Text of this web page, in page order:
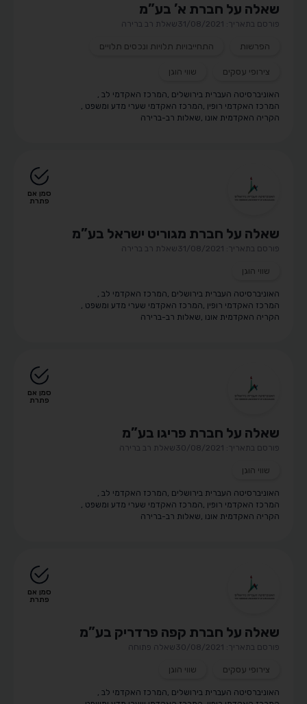
שאלה על חברת א’ בע”מ
פורסם בתאריך: 31/08/2021 שאלת רב ברירה
הפרשות התחייבויות תלויות ונכסים תלויים
צירופי עסקים שווי הוגן
האוניברסיטה העברית בירושלים ,המרכז האקדמי לב ,
המרכז האקדמי רופין ,המרכז האקדמי שערי מדע ומשפט ,
הקריה האקדמית אונו ,שאלות רב-ברירה
שאלה על חברת מגוריט ישראל בע”מ
פורסם בתאריך: 31/08/2021 שאלת רב ברירה
שווי הוגן
האוניברסיטה העברית בירושלים ,המרכז האקדמי לב ,
המרכז האקדמי רופין ,המרכז האקדמי שערי מדע ומשפט ,
הקריה האקדמית אונו ,שאלות רב-ברירה
סמן אם
פתרת
שאלה על חברת פריגו בע”מ
פורסם בתאריך: 30/08/2021 שאלת רב ברירה
שווי הוגן
האוניברסיטה העברית בירושלים ,המרכז האקדמי לב ,
המרכז האקדמי רופין ,המרכז האקדמי שערי מדע ומשפט ,
הקריה האקדמית אונו ,שאלות רב-ברירה
סמן אם
פתרת
שאלה על חברת קפה פרדריק בע”מ
פורסם בתאריך: 30/08/2021 שאלה פתוחה
צירופי עסקים שווי הוגן
האוניברסיטה העברית בירושלים ,המרכז האקדמי לב ,
סמן אם
פתרת